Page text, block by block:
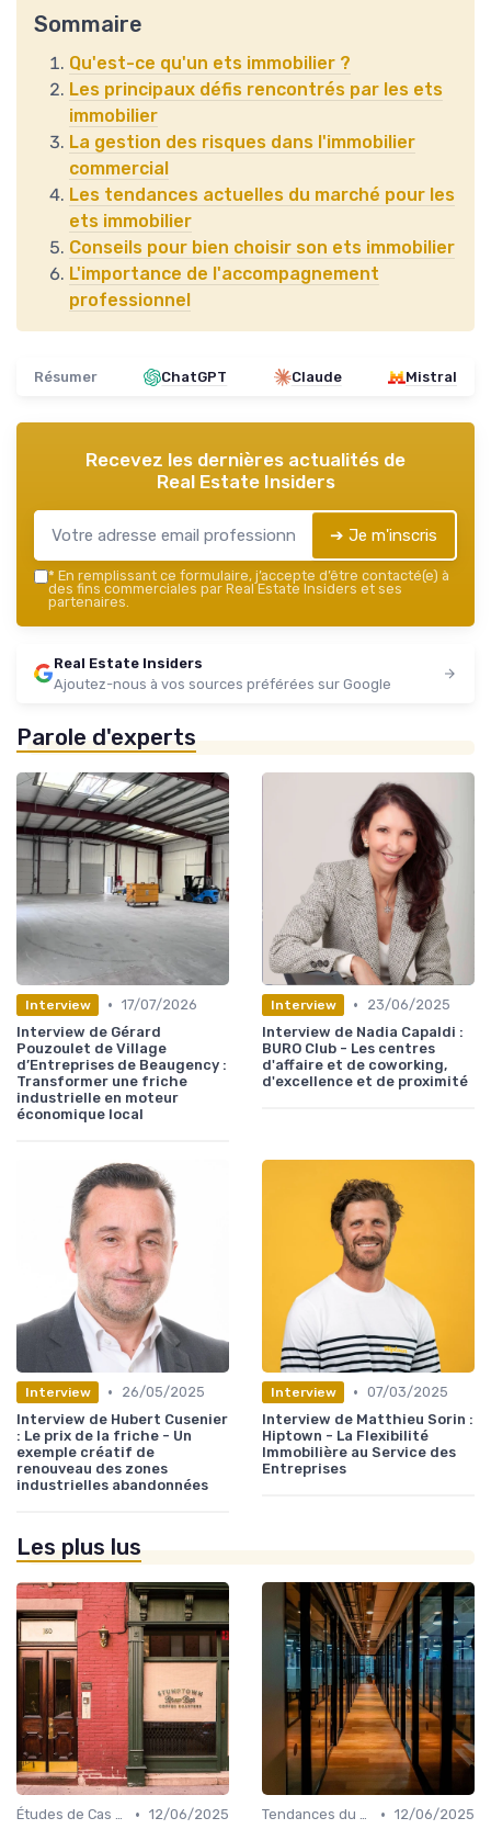
Sommaire
Qu'est-ce qu'un ets immobilier ?
Les principaux défis rencontrés par les ets
immobilier
La gestion des risques dans l'immobilier
commercial
Les tendances actuelles du marché pour les
ets immobilier
Conseils pour bien choisir son ets immobilier
L'importance de l'accompagnement
professionnel
Résumer ChatGPT Claude Mistral
Recevez les dernières actualités de
Real Estate Insiders
➔ Je m'inscris
* En remplissant ce formulaire, j’accepte d’être contacté(e) à
des fins commerciales par Real Estate Insiders et ses
partenaires.
Real Estate Insiders
Ajoutez-nous à vos sources préférées sur Google
Parole d'experts
Interview • 17/07/2026
Interview de Gérard
Pouzoulet de Village
d’Entreprises de Beaugency :
Transformer une friche
industrielle en moteur
économique local
Interview •
23/06/2025
Interview de Nadia Capaldi :
BURO Club - Les centres
d'affaire et de coworking,
d'excellence et de proximité
Interview •
26/05/2025
Interview de Hubert Cusenier
: Le prix de la friche - Un
exemple créatif de
renouveau des zones
industrielles abandonnées
Interview • 07/03/2025
Interview de Matthieu Sorin :
Hiptown - La Flexibilité
Immobilière au Service des
Entreprises
Les plus lus
Études de Cas et Exemples de Réussite • 12/06/2025
Tendances du Marché Immobilier Commercial • 12/06/2025